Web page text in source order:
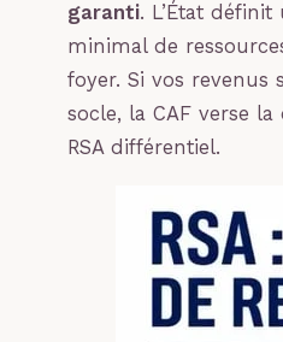
garanti. L’État
minimal de
foyer. Si vos revenus
socle, la CAF verse
RSA différentiel.